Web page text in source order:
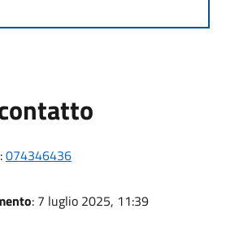
:074346436
: 7 luglio 2025, 11:39